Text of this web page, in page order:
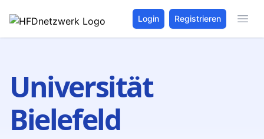
Login Registrieren
Universität
Bielefeld